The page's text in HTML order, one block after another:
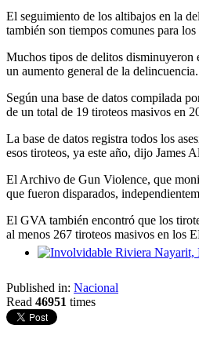
El seguimiento de los altibajos en la
también son tiempos comunes para los
Muchos tipos de delitos disminuyeron
un aumento general de la delincuencia.
Según una base de datos compilada
de un total de 19 tiroteos masivos en
La base de datos registra todos los
esos tiroteos, ya este año, dijo James
El Archivo de Gun Violence, que
que fueron disparados,
El GVA también encontró que los
al menos 267 tiroteos masivos en los
Published in: Nacional
Read 46951 times